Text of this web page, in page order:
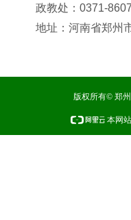
政教处：0371-
地址：河南省郑州
版权所有© 郑
本网